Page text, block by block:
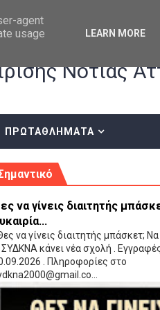
οδηγίες επί του
(VIDEO)
Νότιας
ΠΡΩΤΑΘΛΗΜΑΤΑ
να γίνεις διαιτητής
να γίνεις διαιτητής μπάσκετ; Να
κάνει νέα σχολή .
. Πληροφορίες στο
agent
usage
LEARN MORE